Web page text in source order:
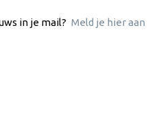
in je mail? Meld je hier aan